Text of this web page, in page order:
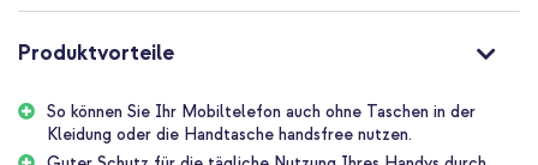
Das Band hat einen Durchmesser von 5 mm und ist aus robustem
schneidet.
Dank des silbernen Schiebedesigns lässt sich das Band ganz
Produktvorteile
So können Sie Ihr Mobiltelefon auch ohne Taschen in der
Kleidung oder die Handtasche handsfree nutzen.